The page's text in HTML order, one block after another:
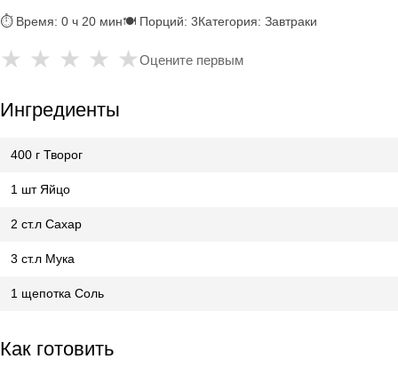
⏱ Время: 0 ч 20 мин🍽 Порций: 3Категория: Завтраки
★ ★ ★ ★ ★Оцените первым
Ингредиенты
400 г Творог
1 шт Яйцо
2 ст.л Сахар
3 ст.л Мука
1 щепотка Соль
Как готовить